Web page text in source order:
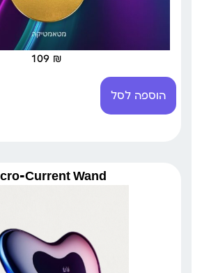
109 ₪
הוספה לסל
Current Wand